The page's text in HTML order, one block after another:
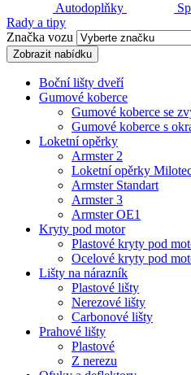
Autodoplňky
Rady a tipy
Značka vozu
Zobrazit nabídku
Boční lišty dveří
Gumové koberce
Gumové koberce se
Gumové koberce s
Loketní opěrky
Armster 2
Loketní opěrky
Armster Standart
Armster 3
Armster OE1
Kryty pod motor
Plastové kryty pod
Ocelové kryty pod
Lišty na nárazník
Plastové lišty
Nerezové lišty
Carbonové lišty
Prahové lišty
Plastové
Z nerezu